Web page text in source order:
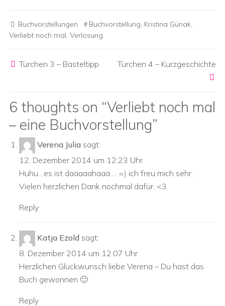
Buchvorstellungen Buchvorstellung, Kristina Günak,
Verliebt noch mal, Verlosung
Türchen 3 – Basteltipp Türchen 4 – Kurzgeschichte
6 thoughts on “Verliebt noch mal
– eine Buchvorstellung”
Verena Julia sagt:
12. Dezember 2014 um 12:23 Uhr
Huhu…es ist daaaaahaaa…. =) ich freu mich sehr.
Vielen herzlichen Dank nochmal dafür. <3
Reply
Katja Ezold sagt:
8. Dezember 2014 um 12:07 Uhr
Herzlichen Glückwunsch liebe Verena – Du hast das
Buch gewonnen 🙂
Reply